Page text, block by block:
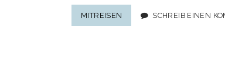
MITREISEN MINI-
STATIV,
SCHREIB EINEN